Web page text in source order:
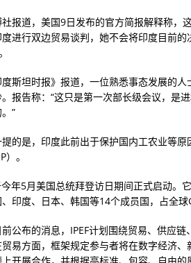
种安全威胁
于中国抗战(1)_社会万象_光明网(组图)
让余德俊夫妇心中充盈着骄傲和自豪
报道，美国9日发布的官方简报解释称，
进行双边贸易谈判，她不会将印度目前
斯坦时报》报道，一位熟悉事态发展的
报告称：“这只是第一次部长级会议，是
”
的是，印度此前出于保护国内工农业等
）。
今年5月美国总统拜登访日期间正式启动
印度、日本、韩国等14个成员国，占全
公布的消息，IPEF计划围绕贸易、供应
易方面，框架规定参与者将在数字经济